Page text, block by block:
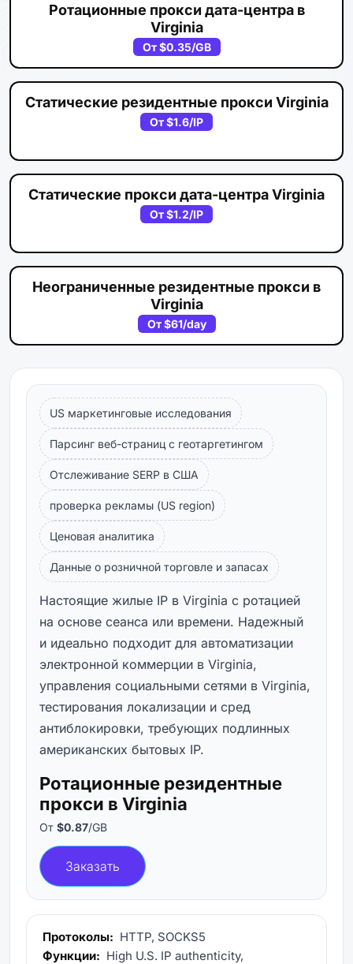
Ротационные прокси дата-центра в
Virginia
От$0.35/GB
Статические резидентные прокси Virginia
От$1.6/IP
Статические прокси дата-центра Virginia
От$1.2/IP
Неограниченные резидентные прокси в
Virginia
От$61/day
US маркетинговые исследования
Парсинг веб-страниц с геотаргетингом
Отслеживание SERP в США
проверка рекламы (US region)
Ценовая аналитика
Данные о розничной торговле и запасах
Настоящие жилые IP в Virginia с ротацией
на основе сеанса или времени. Надежный
и идеально подходит для автоматизации
электронной коммерции в Virginia,
управления социальными сетями в Virginia,
тестирования локализации и сред
антиблокировки, требующих подлинных
американских бытовых IP.
Ротационные резидентные
прокси в Virginia
От $0.87/GB
Заказать
Протоколы: HTTP, SOCKS5
Функции: High U.S. IP authenticity,